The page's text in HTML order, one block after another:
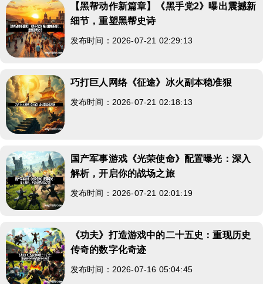
【黑帮动作新篇章】《黑手党2》曝出震撼新
细节，重塑黑帮史诗
发布时间：2026-07-21 02:29:13
巧打巨人网络《征途》冰火副本稳准狠
发布时间：2026-07-21 02:18:13
国产军事游戏《光荣使命》配置曝光：深入
解析，开启你的战场之旅
发布时间：2026-07-21 02:01:19
《功夫》打造游戏中的二十五史：重现历史
传奇的数字化奇迹
发布时间：2026-07-16 05:04:45